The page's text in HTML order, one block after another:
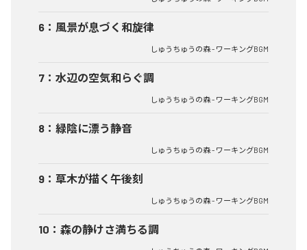
6 ： 風景が息づく和旋律
しゅうちゅうの森 - ワーキングBGM
7 ： 水辺の空気和らぐ調
しゅうちゅうの森 - ワーキングBGM
8 ： 緑陰に漂う静音
しゅうちゅうの森 - ワーキングBGM
9 ： 草木が描く午後刻
しゅうちゅうの森 - ワーキングBGM
10 ： 森の静けさ満ちる調